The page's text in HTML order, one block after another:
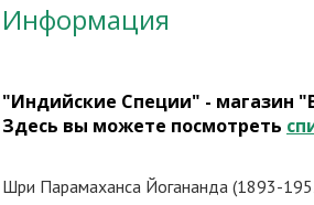
Информация
"Индийские Специи" - магазин
Здесь вы можете посмотреть
Шри Парамаханса Йогананда (1893-